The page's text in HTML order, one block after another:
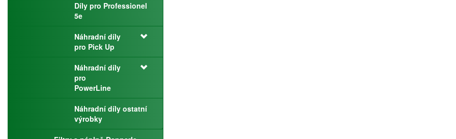
Díly pro Professionel
5e
Náhradní díly
pro Pick Up
Náhradní díly
pro
PowerLine
Náhradní díly ostatní
výrobky